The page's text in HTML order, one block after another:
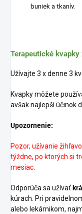
buniek a tkanív.
Terapeutické
Užívajte 3 x denne 3
Kvapky môžete
avšak najlepší účinok
Upozornenie:
Pozor, užívanie
týždne, po ktorých si
mesiac.
Odporúča sa užívať
kúrach. Pri
alebo lekárnikom,